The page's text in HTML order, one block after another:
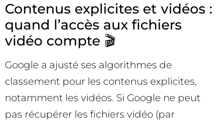
Contenus explicites et vidéos :
quand l’accès aux fichiers
vidéo compte 🎬
Google a ajusté ses algorithmes de
classement pour les contenus explicites,
notamment les vidéos. Si Google ne peut
pas récupérer les fichiers vidéo (par